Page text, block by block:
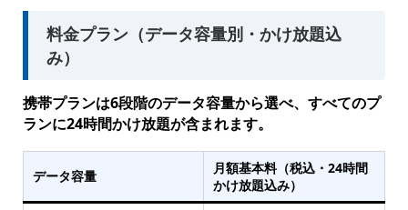
料金プラン（データ容量別・かけ放題込
み）
携帯プランは6段階のデータ容量から選べ、すべてのプ
ランに24時間かけ放題が含まれます。
データ容量
月額基本料（税込・24時間
かけ放題込み）